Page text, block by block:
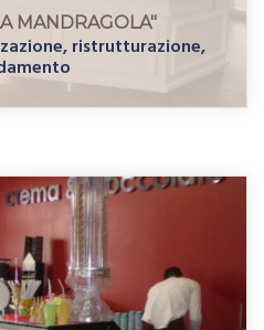
MANDRAGOLA"
ristrutturazione,